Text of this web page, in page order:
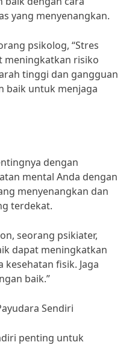
yang menyenangkan.
psikolog, “Stres
meningkatkan risiko
tinggi dan gangguan
baik untuk menjaga
dengan
mental Anda dengan
menyenangkan dan
terdekat.
seorang psikiater,
dapat meningkatkan
fisik. Jaga
baik.”
Sendiri
penting untuk